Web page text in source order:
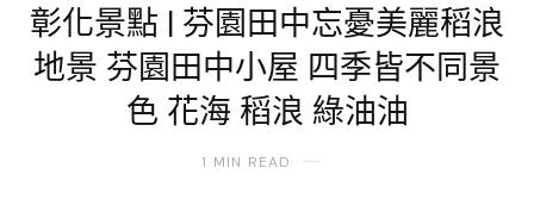
彰化景點 | 芬園田中忘憂美麗稻浪
地景 芬園田中小屋 四季皆不同景
色 花海 稻浪 綠油油
1 MIN READ